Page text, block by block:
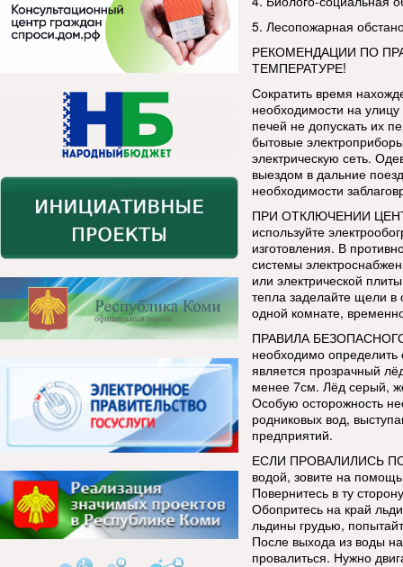
5. Лесопожарная
РЕКОМЕНДАЦИИ ПО
ТЕМПЕРАТУРЕ!
Сократить время
необходимости на
печей не допускать их
бытовые
электрическую сеть.
выездом в дальние
необходимости
ПРИ ОТКЛЮЧЕНИИ
используйте
изготовления. В
системы
или электрической
тепла заделайте щели в
одной комнате,
ПРАВИЛА
необходимо
является прозрачный
менее 7см. Лёд серый,
Особую осторожность
родниковых вод,
предприятий.
ЕСЛИ ПРОВАЛИЛИСЬ ПОД
водой, зовите на
Повернитесь в ту
Обопритесь на край
льдины грудью,
После выхода из воды
провалиться. Нужно